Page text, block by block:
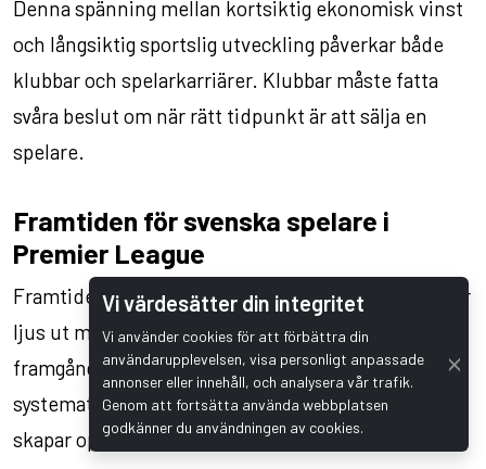
Vi värdesätter din integritet
Vi använder cookies för att förbättra din
användarupplevelsen, visa personligt anpassade
annonser eller innehåll, och analysera vår trafik.
Genom att fortsätta använda webbplatsen
godkänner du användningen av cookies.
Denna spänning mellan kortsiktig ekonomisk vinst
och långsiktig sportslig utveckling påverkar både
klubbar och spelarkarriärer. Klubbar måste fatta
svåra beslut om när rätt tidpunkt är att sälja en
spelare.
Framtiden för svenska spelare i
Premier League
Framtiden för svenska spelare i Premier League ser
ljus ut med flera trender som pekar på fortsatt
framgång och växande representation. Den
systematiska utvecklingen och proven framgång
skapar optimism för nästa generation.